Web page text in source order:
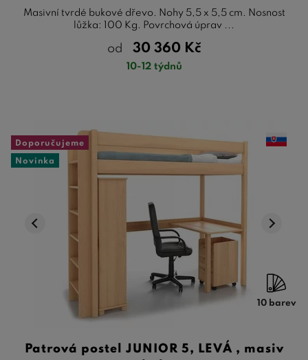
Masivní tvrdé bukové dřevo. Nohy 5,5 x 5,5 cm. Nosnost
lůžka: 100 Kg. Povrchová úprav ...
od 30 360 Kč
10-12 týdnů
Doporučujeme
Novinka
10 barev
Patrová postel JUNIOR 5, LEVÁ , masiv